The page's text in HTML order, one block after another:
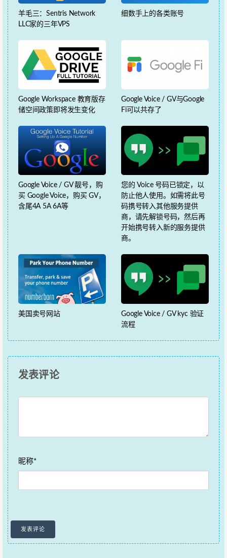
羊毛三：Sentris Network
LLC家的三年VPS
细数手上的各类账号
Google Workspace 教育版存
储空间政策即将发生变化
Google Voice / GV与Google
Fi可以共存了
Google Voice / GV 靓号，购
买 Google Voice，购买 GV，
含尾4A 5A 6A等
您的 Voice 号码已锁定，以
防止他人使用。如需将此号
码携号转入其他服务提供
商，请先解锁号码，然后再
开始携号转入新的服务提供
商。
美国卖号网站
Google Voice / GV kyc 验证
流程
发表评论
昵称*